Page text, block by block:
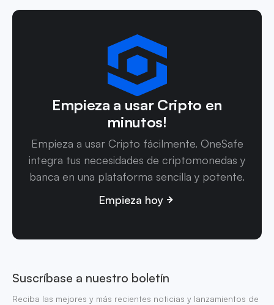
Empieza a usar Cripto en
minutos!
Empieza a usar Cripto fácilmente. OneSafe
integra tus necesidades de criptomonedas y
banca en una plataforma sencilla y potente.
Empieza hoy
Suscríbase a nuestro boletín
Reciba las mejores y más recientes noticias y lanzamientos de